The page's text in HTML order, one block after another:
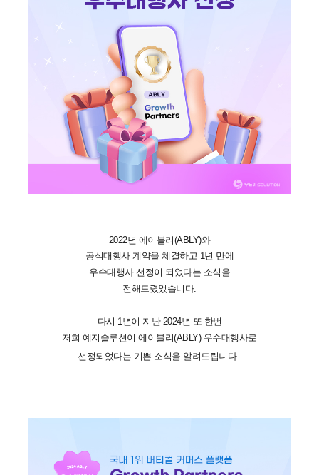
2022년 에이블리(ABLY)와
공식대행사 계약을 체결하고 1년 만에
우수대행사 선정이 되었다는 소식을
전해드렸었습니다.
다시 1년이 지난 2024년 또 한번
저희 예지솔루션이 에이블리(ABLY) 우수대행사로
선정되었다는 기쁜 소식을 알려드립니다.